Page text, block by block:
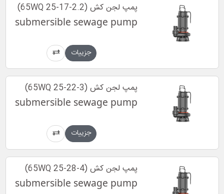
پمپ لجن کش (65WQ 25-17-2.2)
submersible sewage pump
جزییات
پمپ لجن کش (65WQ 25-22-3)
submersible sewage pump
جزییات
پمپ لجن کش (65WQ 25-28-4)
submersible sewage pump